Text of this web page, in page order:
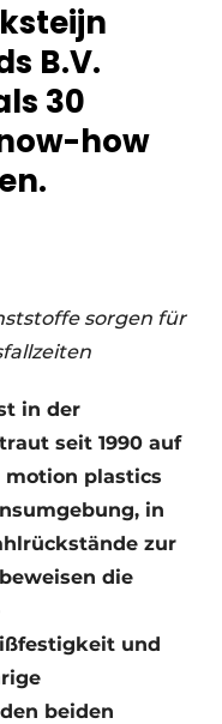
B.V.
30
how
sorgen für
in der
seit 1990 auf
plastics
in
zur
die
und
beiden